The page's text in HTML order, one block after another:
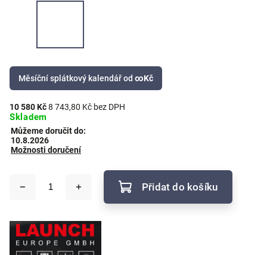
Měsíční splátkový kalendář od ∞Kč
10 580 Kč8 743,80 Kč bez DPH
Skladem
Můžeme doručit do:
10.8.2026
Možnosti doručení
Přidat do košíku